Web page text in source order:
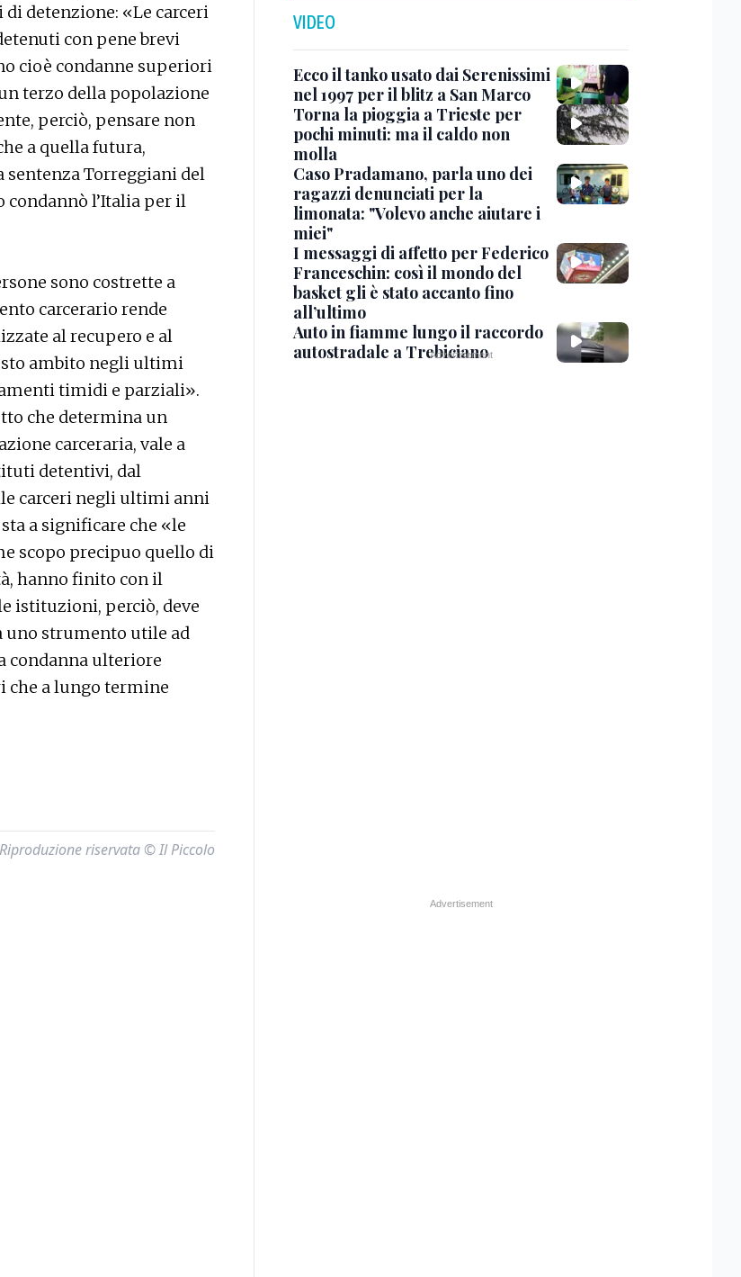
detenzione: «Le carceri
con pene brevi
cioè condanne superiori
terzo della popolazione
perciò, pensare non
a quella futura,
Torreggiani del
condannò l’Italia per il
sono costrette a
carcerario rende
al recupero e al
ambito negli ultimi
timidi e parziali».
che determina un
carceraria, vale a
detentivi, dal
carceri negli ultimi anni
a significare che «le
scopo precipuo quello di
hanno finito con il
istituzioni, perciò, deve
uno strumento utile ad
condanna ulteriore
che a lungo termine
Riproduzione riservata © Il Piccolo
VIDEO
Ecco il tanko usato dai Serenissimi
nel 1997 per il blitz a San Marco
Torna la pioggia a Trieste per
pochi minuti: ma il caldo non
molla
Caso Pradamano, parla uno dei
ragazzi denunciati per la
limonata: "Volevo anche aiutare i
miei"
I messaggi di affetto per Federico
Franceschin: così il mondo del
basket gli è stato accanto fino
all’ultimo
Auto in fiamme lungo il raccordo
autostradale a Trebiciano